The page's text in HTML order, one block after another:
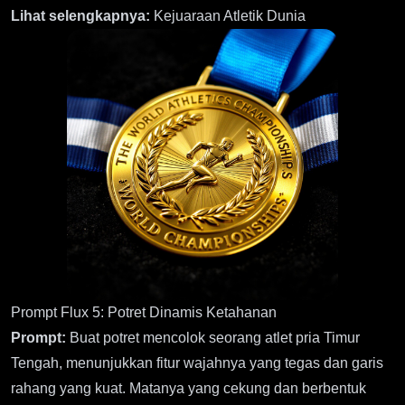
Lihat selengkapnya: Kejuaraan Atletik Dunia
Prompt Flux 5: Potret Dinamis Ketahanan
Prompt: Buat potret mencolok seorang atlet pria Timur
Tengah, menunjukkan fitur wajahnya yang tegas dan garis
rahang yang kuat. Matanya yang cekung dan berbentuk